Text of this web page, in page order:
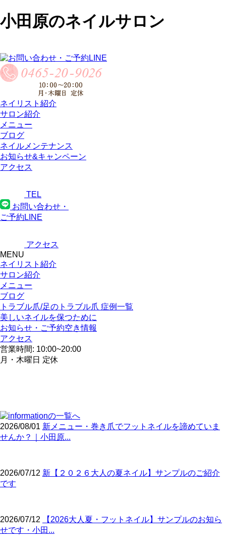
小田原のネイルサロン
ネイリスト紹介
サロン紹介
メニュー
ブログ
ネイルメンテナンス
お知らせ&キャンペーン
アクセス
TEL
お問い合わせ・
ご予約LINE
アクセス
MENU
ネイリスト紹介
サロン紹介
メニュー
ブログ
トラブル爪/足のトラブル爪 症例一覧
美しいネイルを保つために
お知らせ・ご予約空き情報
アクセス
営業時間: 10:00~20:00
月・木曜日 定休
2026/08/01 新メニュー・巻き爪でフットネイルを諦めていま
せんか？｜小田原...
2026/07/12 新【２０２６大人の夏ネイル】サンプルのご紹介
です
2026/07/12
【2026大人夏・フットネイル】サンプルのお知ら
せです・小田...